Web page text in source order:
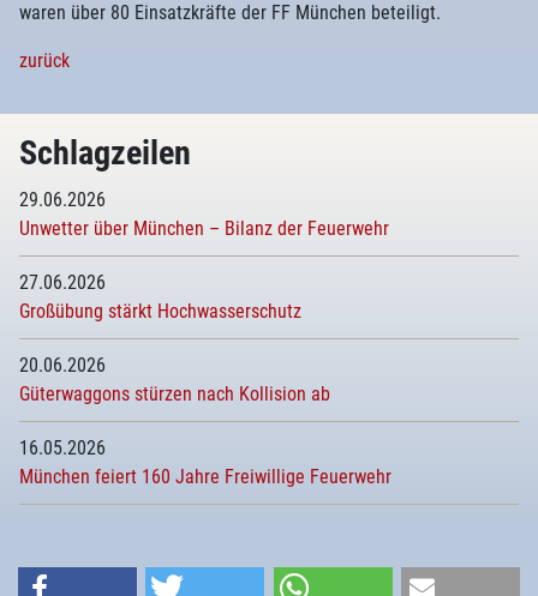
waren über 80 Einsatzkräfte der FF München beteiligt.
zurück
Schlagzeilen
29.06.2026
Unwetter über München – Bilanz der Feuerwehr
27.06.2026
Großübung stärkt Hochwasserschutz
20.06.2026
Güterwaggons stürzen nach Kollision ab
16.05.2026
München feiert 160 Jahre Freiwillige Feuerwehr